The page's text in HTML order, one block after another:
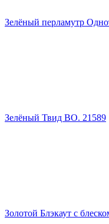
Зелёный перламутр
Зелёный Твид ВО. 21589
Золотой Блэкаут с